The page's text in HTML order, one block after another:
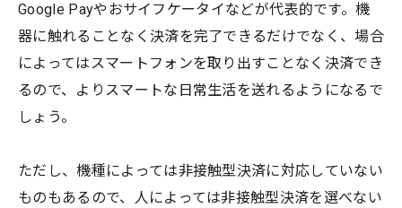
Google Payやおサイフケータイなどが代表的です。機
器に触れることなく決済を完了できるだけでなく、場合
によってはスマートフォンを取り出すことなく決済でき
るので、よりスマートな日常生活を送れるようになるで
しょう。
ただし、機種によっては非接触型決済に対応していない
ものもあるので、人によっては非接触型決済を選べない